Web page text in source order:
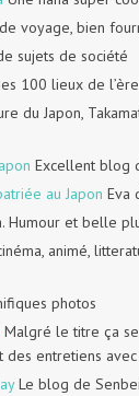
voyage, bien
sujets de société
100 lieux de
du Japon,
Excellent blog
au Japon Eva
Humour et belle
animé,
photos
Malgré le titre ça
entretiens avec
Le blog de